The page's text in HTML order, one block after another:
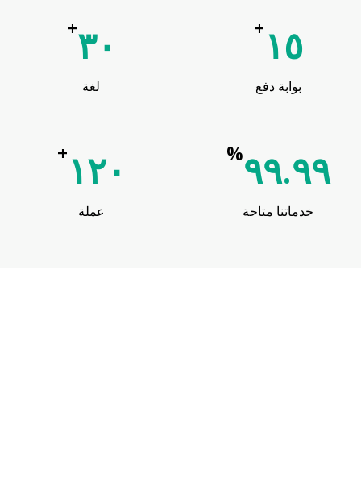
١٥+
بوابة دفع
٣٠+
لغة
٩٩.٩٩%
خدماتنا متاحة
١٢٠+
عملة